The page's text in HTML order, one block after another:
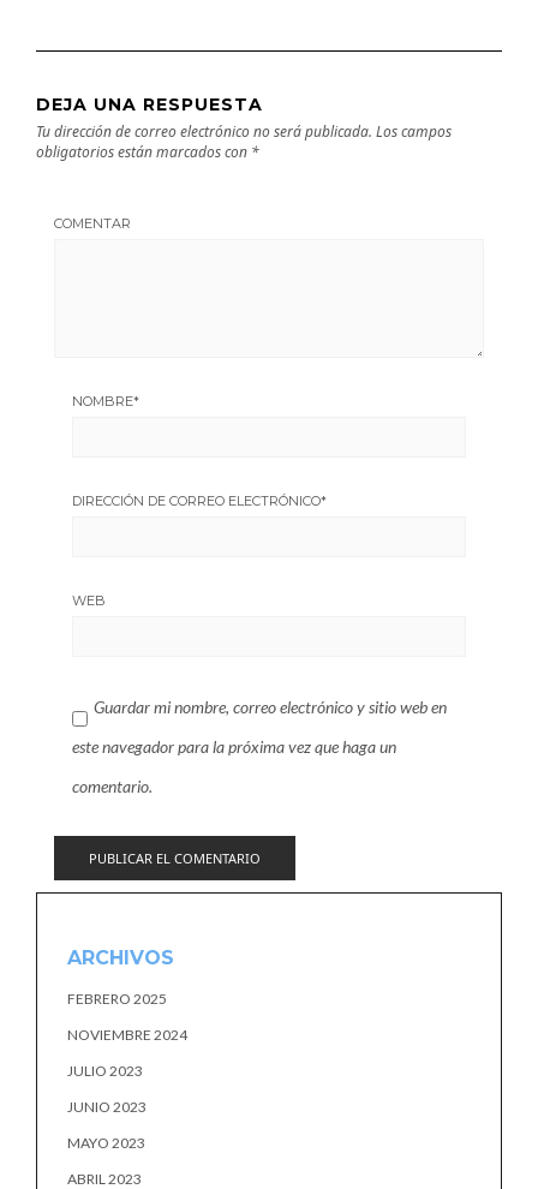
DEJA UNA RESPUESTA
Tu dirección de correo electrónico no será publicada. Los campos
obligatorios están marcados con *
COMENTAR
NOMBRE*
DIRECCIÓN DE CORREO ELECTRÓNICO*
WEB
Guardar mi nombre, correo electrónico y sitio web en
este navegador para la próxima vez que haga un
comentario.
ARCHIVOS
FEBRERO 2025
NOVIEMBRE 2024
JULIO 2023
JUNIO 2023
MAYO 2023
ABRIL 2023